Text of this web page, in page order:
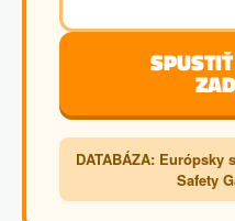
DATABÁZA: Európsky
Safety